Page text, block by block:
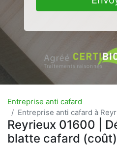
Entreprise anti cafard
Entreprise anti cafard à
Reyrieux 01600 |
blatte cafard (coût)